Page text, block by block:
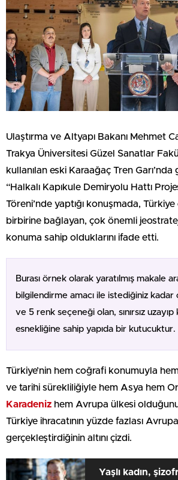
Ulaştırma ve Altyapı Bakanı Mehmet
Trakya Üniversitesi Güzel Sanatlar
kullanılan eski Karaağaç Tren Garı’nda
“Halkalı Kapıkule Demiryolu Hattı
Töreni’nde yaptığı konuşmada, Türkiye
birbirine bağlayan, çok önemli
konuma sahip olduklarını ifade etti.
Burası örnek olarak yaratılmış makale
bilgilendirme amacı ile istediğiniz
ve 5 renk seçeneği olan, sınırsız uzayıp
esnekliğine sahip yapıda bir kutucuktur.
Türkiye’nin hem coğrafi konumuyla
ve tarihi sürekliliğiyle hem Asya hem
Karadeniz hem Avrupa ülkesi
Türkiye ihracatının yüzde fazlası
gerçekleştirdiğinin altını çizdi.
Yaşlı kadın,